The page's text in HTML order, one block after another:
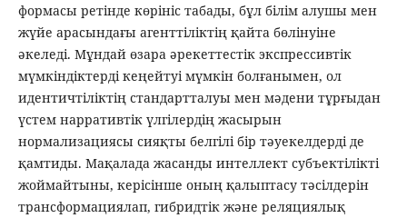
формасы ретінде көрініс табады, бұл білім алушы мен
жүйе арасындағы агенттіліктің қайта бөлінуіне
әкеледі. Мұндай өзара әрекеттестік экспрессивтік
мүмкіндіктерді кеңейтуі мүмкін болғанымен, ол
идентичтіліктің стандартталуы мен мәдени тұрғыдан
үстем нарративтік үлгілердің жасырын
нормализациясы сияқты белгілі бір тәуекелдерді де
қамтиды. Мақалада жасанды интеллект субъектілікті
жоймайтыны, керісінше оның қалыптасу тәсілдерін
трансформациялап, гибридтік және реляциялық